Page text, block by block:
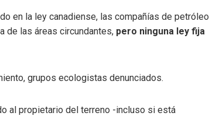
en la ley canadiense, las compañías de petróleo
de las áreas circundantes, pero ninguna ley fija
grupos ecologistas denunciados.
al propietario del terreno -incluso si está